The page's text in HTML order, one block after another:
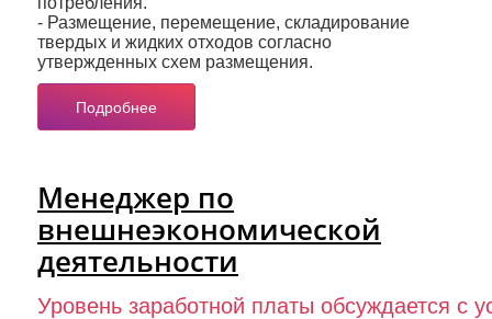
- Размещение, перемещение, складирование
твердых и жидких отходов согласно
утвержденных схем размещения.
Подробнее
Менеджер по
внешнеэкономической
деятельности
Уровень заработной платы обсуждается